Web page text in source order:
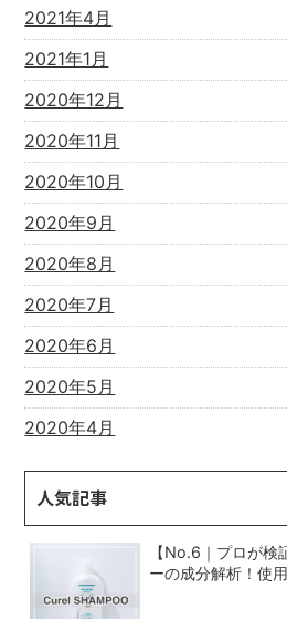
2021年4月
2021年1月
2020年12月
2020年11月
2020年10月
2020年9月
2020年8月
2020年7月
2020年6月
2020年5月
2020年4月
人気記事
【No.6｜プロが
ーの成分解析！使